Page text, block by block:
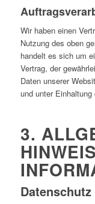
Wir haben einen
Nutzung des oben
handelt es sich um
Vertrag, der
Daten unserer
und unter
3.
Datenschutz